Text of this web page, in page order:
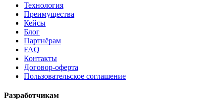
Технология
Преимущества
Кейсы
Блог
Партнёрам
FAQ
Контакты
Договор-оферта
Пользовательское соглашение
Разработчикам